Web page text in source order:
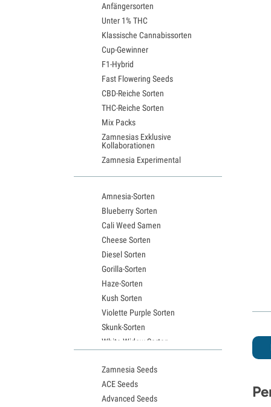
Anfängersorten
Unter 1% THC
Klassische Cannabissorten
Cup-Gewinner
F1-Hybrid
Fast Flowering Seeds
CBD-Reiche Sorten
THC-Reiche Sorten
Mix Packs
Zamnesias Exklusive
Kollaborationen
Zamnesia Experimental
Amnesia-Sorten
Blueberry Sorten
Cali Weed Samen
Cheese Sorten
Diesel Sorten
Gorilla-Sorten
Haze-Sorten
Kush Sorten
Violette Purple Sorten
Skunk-Sorten
White Widow Sorten
Granddaddy Purple Samen
OG Kush Samen
Blue Dream Samen
Zamnesia Seeds
ACE Seeds
Advanced Seeds